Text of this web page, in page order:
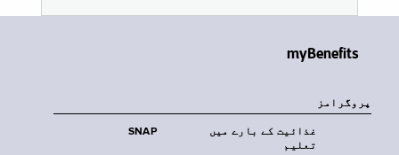
myBenefits
پروگرامز
SNAP
غذائیت کے بارے میں
تعلیم